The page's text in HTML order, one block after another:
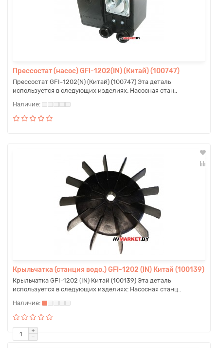
Прессостат (насос) GFI-1202(IN) (Китай) (100747)
Прессостат GFI-1202(N) (Китай) (100747) Эта деталь
используется в следующих изделиях: Насосная стан..
Крыльчатка (станция водо.) GFI-1202 (IN) Китай (100139)
Крыльчатка GFI-1202 (IN) Китай (100139) Эта деталь
используется в следующих изделиях: Насосная станц..